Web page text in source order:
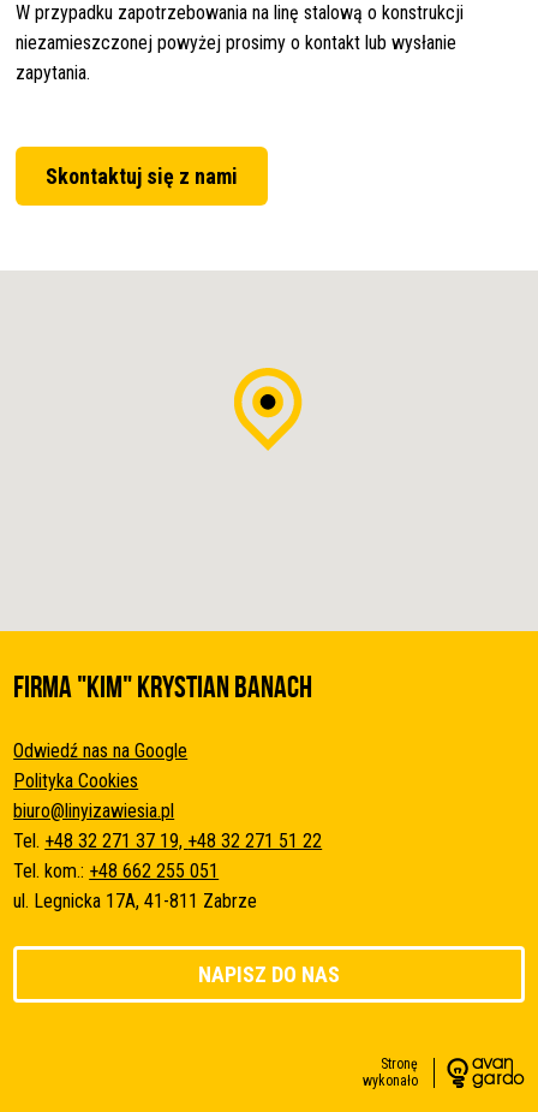
W przypadku zapotrzebowania na linę stalową o konstrukcji
niezamieszczonej powyżej prosimy o kontakt lub wysłanie
zapytania.
Skontaktuj się z nami
FIRMA "KIM" Krystian Banach
Odwiedź nas na Google
Polityka Cookies
biuro@linyizawiesia.pl
Tel. +48 32 271 37 19, +48 32 271 51 22
Tel. kom.: +48 662 255 051
ul. Legnicka 17A, 41-811 Zabrze
NAPISZ DO NAS
Stronę
wykonało